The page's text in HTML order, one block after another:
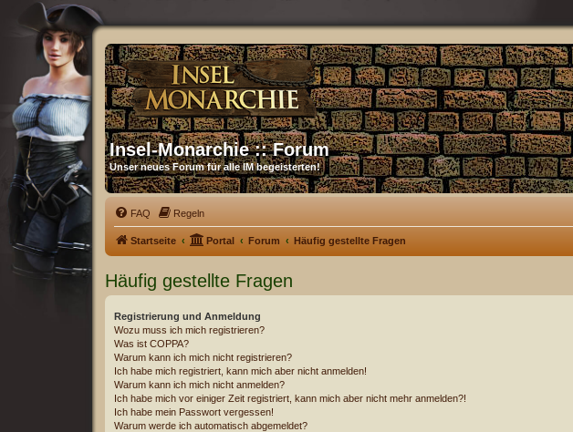
Insel-Monarchie :: Forum
Unser neues Forum für alle IM begeisterten!
FAQ Regeln
Startseite Portal Forum Häufig gestellte Fragen
Häufig gestellte Fragen
Registrierung und Anmeldung
Wozu muss ich mich registrieren?
Was ist COPPA?
Warum kann ich mich nicht registrieren?
Ich habe mich registriert, kann mich aber nicht anmelden!
Warum kann ich mich nicht anmelden?
Ich habe mich vor einiger Zeit registriert, kann mich aber nicht mehr anmelden?!
Ich habe mein Passwort vergessen!
Warum werde ich automatisch abgemeldet?